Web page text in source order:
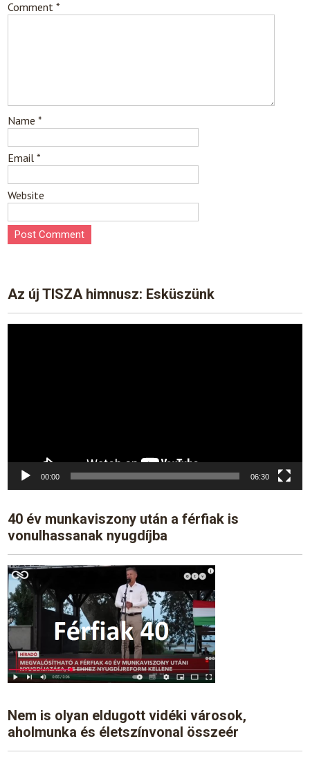
Comment*
Name*
Email*
Website
Az új TISZA himnusz: Esküszünk
00:00 06:30
40 év munkaviszony után a férfiak is
vonulhassanak nyugdíjba
Nem is olyan eldugott vidéki városok,
aholmunka és életszínvonal összeér